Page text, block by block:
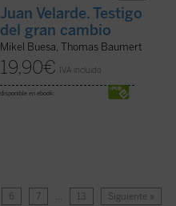
Juan Velarde. Testigo
del gran cambio
Mikel Buesa, Thomas Baumert
19,90€ IVA incluido
disponible en ebook:
6 7 … 13 Siguiente »